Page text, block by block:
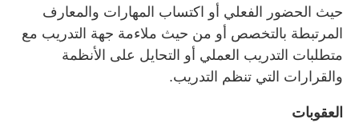
حيث الحضور الفعلي أو اكتساب المهارات والمعارف
المرتبطة بالتخصص أو من حيث ملاءمة جهة التدريب مع
متطلبات التدريب العملي أو التحايل على الأنظمة
والقرارات التي تنظم التدريب.
العقوبات